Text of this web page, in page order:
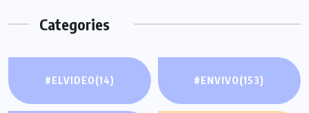
Categories
#ELVIDEO(14) #ENVIVO(153)